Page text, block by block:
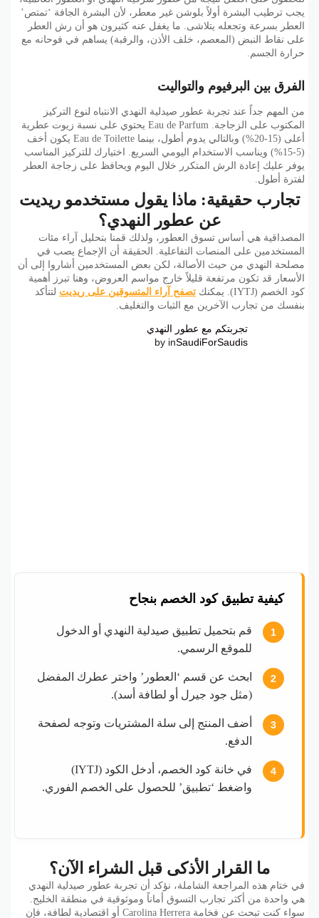
يجب ترطيب البشرة أولاً بلوشن غير معطر، لأن البشرة الجافة ‘تمتص’
العطر بسرعة وتجعله يتلاشى. ما يغفل عنه كثيرون هو أن رش العطر
على نقاط النبض (المعصم، خلف الأذن، والرقبة) يساهم في فوحانه مع
حرارة الجسم.
الفرق بين البرفيوم والتواليت
من المهم جداً عند تجربة عطور صيدلية النهدي الانتباه لنوع التركيز
المكتوب على الزجاجة. Eau de Parfum يحتوي على نسبة زيوت عطرية
أعلى (15-20%) وبالتالي يدوم أطول، بينما Eau de Toilette يكون أخف
(5-15%) ويناسب الاستخدام اليومي السريع. اختيارك للتركيز المناسب
يوفر عليك إعادة الرش المتكرر خلال اليوم ويحافظ على زجاجة العطر
لفترة أطول.
تجارب حقيقية: ماذا يقول مستخدمو ريديت
عن عطور النهدي؟
المصداقية هي أساس تسوق العطور، ولذلك قمنا بتحليل آراء مئات
المستخدمين على المنصات التفاعلية. الحقيقة أن الإجماع يصب في
مصلحة النهدي من حيث الأصالة، لكن بعض المستخدمين أشاروا إلى أن
الأسعار قد تكون مرتفعة قليلاً خارج مواسم العروض، وهنا تبرز أهمية
كود الخصم (IYTJ). يمكنك
تصفح آراء المتسوقين على ريديت لتتأكد
بنفسك من تجارب الآخرين مع الثبات والتغليف.
تجربتكم مع عطور النهدي
by inSaudiForSaudis
كيفية تطبيق كود الخصم بنجاح
1
قم بتحميل تطبيق صيدلية النهدي أو الدخول
للموقع الرسمي.
2
ابحث عن قسم ‘العطور’ واختر عطرك المفضل
(مثل جود جيرل أو لطافة أسد).
3
أضف المنتج إلى سلة المشتريات وتوجه لصفحة
الدفع.
4
في خانة كود الخصم، أدخل الكود (IYTJ)
واضغط ‘تطبيق’ للحصول على الخصم الفوري.
ما القرار الأذكى قبل الشراء الآن؟
في ختام هذه المراجعة الشاملة، نؤكد أن تجربة عطور صيدلية النهدي
هي واحدة من أكثر تجارب التسوق أماناً وموثوقية في منطقة الخليج.
سواء كنت تبحث عن فخامة Carolina Herrera أو اقتصادية لطافة، فإن